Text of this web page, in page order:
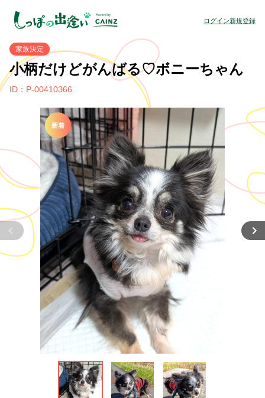
ログイン新規登録
家族決定
小柄だけどがんばる♡ボニーちゃん
ID：P-00410366
新着